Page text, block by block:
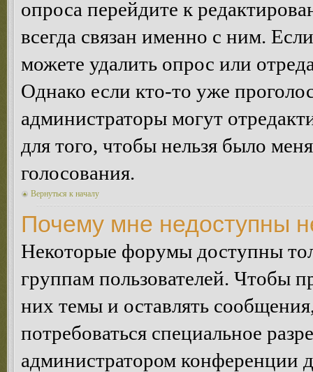
опроса перейдите к
всегда связан именно с ним.
можете удалить опрос или
Однако если кто-то уже
администраторы могут
для того, чтобы нельзя было
голосования.
Вернуться к началу
Почему мне недоступны
Некоторые форумы доступны
группам пользователей. Чтобы
них темы и оставлять
потребоваться специальное
администратором конференции